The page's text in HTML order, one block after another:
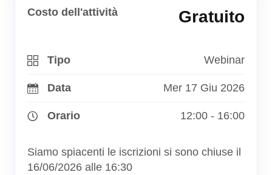
Costo dell'attività Gratuito
Tipo Webinar
Data Mer 17 Giu 2026
Orario 12:00 - 16:00
Siamo spiacenti le iscrizioni si sono chiuse il
16/06/2026 alle 16:30